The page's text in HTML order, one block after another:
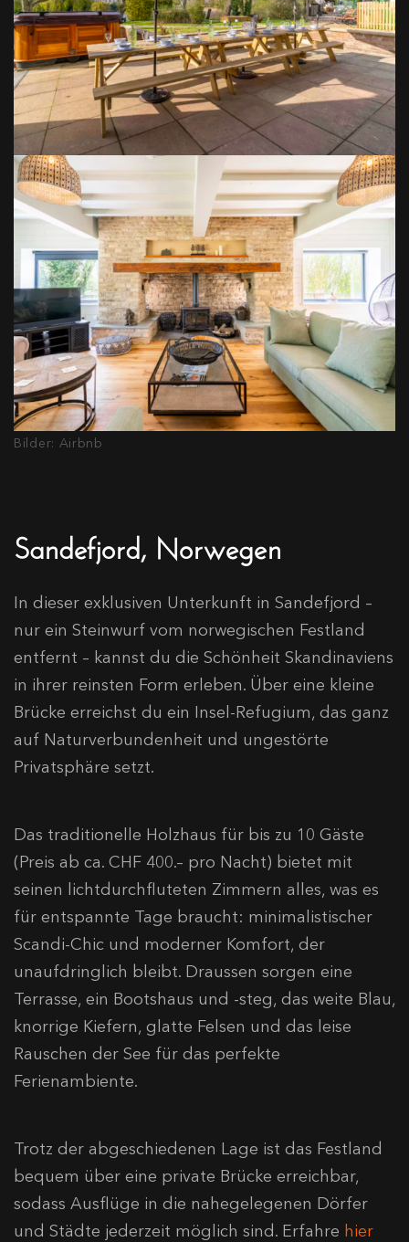
Bilder: Airbnb
Sandefjord, Norwegen
In dieser exklusiven Unterkunft in Sandefjord –
nur ein Steinwurf vom norwegischen Festland
entfernt – kannst du die Schönheit Skandinaviens
in ihrer reinsten Form erleben.​ Über eine kleine
Brücke erreichst du ein Insel-Refugium, das ganz
auf Naturverbundenheit und ungestörte
Privatsphäre setzt.
Das traditionelle Holzhaus für bis zu 10 Gäste
(Preis ab ca. CHF 400.– pro Nacht) bietet mit
seinen lichtdurchfluteten Zimmern alles, was es
für entspannte Tage braucht: minimalistischer
Scandi-Chic und moderner Komfort, der
unaufdringlich bleibt. Draussen sorgen eine
Terrasse, ein Bootshaus und -steg, das weite Blau,
knorrige Kiefern, glatte Felsen und das leise
Rauschen der See für das perfekte
Ferienambiente.
Trotz der abgeschiedenen Lage ist das Festland
bequem über eine private Brücke erreichbar,
sodass Ausflüge in die nahegelegenen Dörfer
und Städte jederzeit möglich sind. Erfahre hier